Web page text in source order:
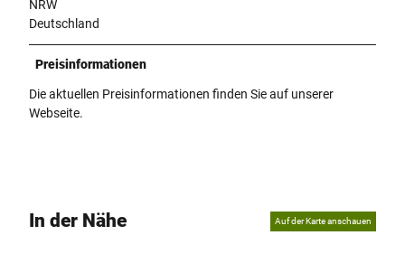
NRW
Deutschland
Preisinformationen
Die aktuellen Preisinformationen finden Sie auf unserer
Webseite.
In der Nähe Auf der Karte anschauen